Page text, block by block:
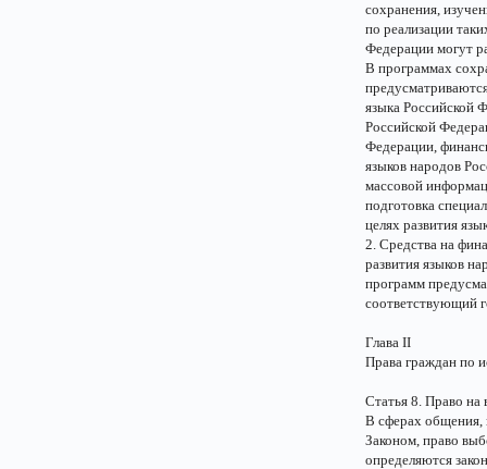
сохранения,
по реализации
Федерации могут
В программах
языка Российской
Российской
Федерации,
языков народов
массовой
подготовка
целях развития
2. Средства на
развития языков
программ
соответствующий
Глава II
Права граждан по
Статья 8. Право
В сферах общения,
Законом, право
определяются